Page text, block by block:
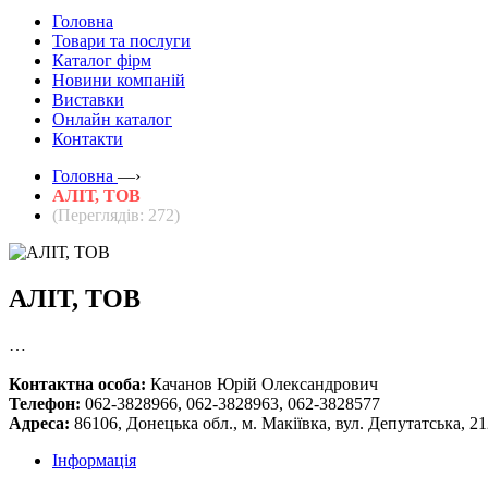
Головна
Товари та послуги
Каталог фірм
Новини компаній
Виставки
Онлайн каталог
Контакти
Головна —›
АЛІТ, ТОВ
(Переглядів: 272)
АЛІТ, ТОВ
…
Контактна особа: Качанов Юрій Олександрович
Телефон: 062-3828966, 062-3828963, 062-3828577
Адреса: 86106, Донецька обл., м. Макіївка, вул. Депутатська,
Інформація